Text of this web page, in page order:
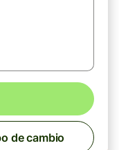
de cambio